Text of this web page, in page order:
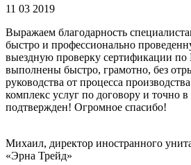
11 03 2019
Выражаем благодарность
быстро и профессионально
выездную проверку сертификации
выполнены быстро, грамотно, без
руководства от процесса
комплекс услуг по договору и точно
подтвержден! Огромное спасибо!
Михаил, директор иностранного
«Эрна Трейд»